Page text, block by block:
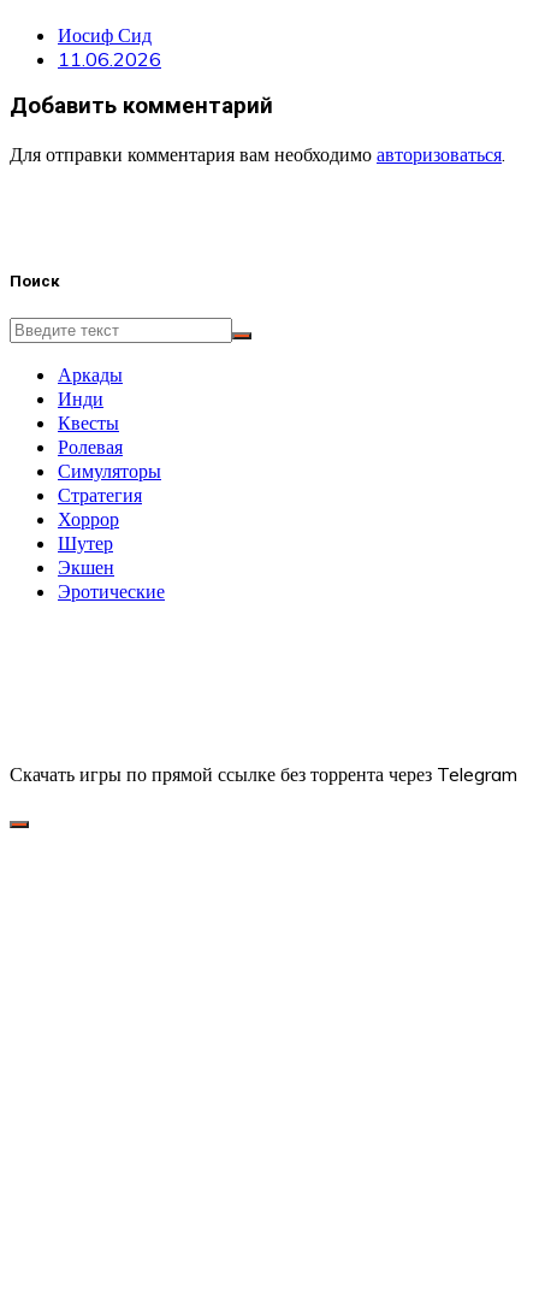
Иосиф Сид
11.06.2026
Добавить комментарий
Для отправки комментария вам необходимо авторизоваться.
Поиск
Аркады
Инди
Квесты
Ролевая
Симуляторы
Стратегия
Хоррор
Шутер
Экшен
Эротические
Скачать игры по прямой ссылке без торрента через Telegram